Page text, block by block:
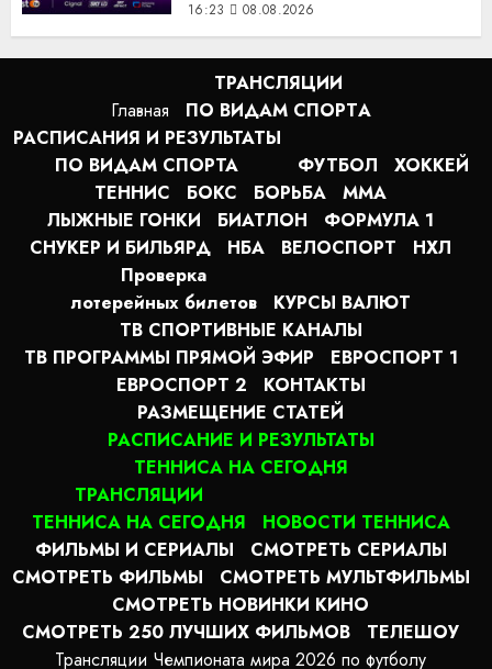
16:23 08.08.2026
Главная
ТРАНСЛЯЦИИ
ПО ВИДАМ СПОРТA
РАСПИСАНИЯ И РЕЗУЛЬТАТЫ
ПО ВИДАМ СПОРТА
ФУТБОЛ
ХОККЕЙ
ТЕННИС
БОКС БОРЬБА
MMA
ЛЫЖНЫЕ ГОНКИ
БИАТЛОН
ФОРМУЛА 1
СНУКЕР И БИЛЬЯРД
НБА ВЕЛОСПОРТ
НХЛ
Проверка
лотерейных билетов
КУРСЫ ВАЛЮТ
ТВ СПОРТИВНЫЕ КАНАЛЫ
ТВ ПРОГРАММЫ ПРЯМОЙ ЭФИР
ЕВРОСПОРТ 1
ЕВРОСПОРТ 2
КОНТАКТЫ
РАЗМЕЩЕНИЕ СТАТЕЙ
РАСПИСАНИЕ И РЕЗУЛЬТАТЫ
ТЕННИСА НА СЕГОДНЯ
ТРАНСЛЯЦИИ
ТЕННИСА НА СЕГОДНЯ
НОВОСТИ ТЕННИСА
ФИЛЬМЫ И СЕРИАЛЫ
СМОТРЕТЬ СЕРИАЛЫ
СМОТРЕТЬ ФИЛЬМЫ
СМОТРЕТЬ МУЛЬТФИЛЬМЫ
СМОТРЕТЬ НОВИНКИ КИНО
СМОТРЕТЬ 250 ЛУЧШИХ ФИЛЬМОВ
ТЕЛЕШОУ
Трансляции Чемпионата мира 2026 по футболу